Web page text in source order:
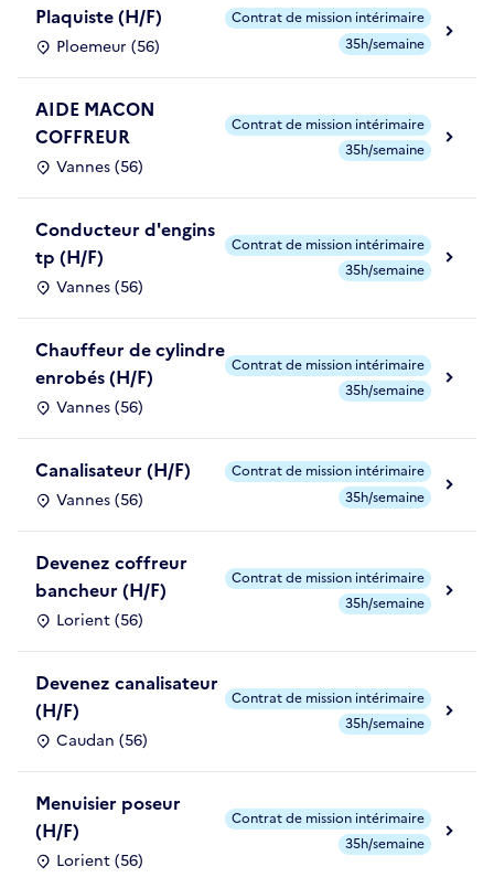
Plaquiste (H/F)
Ploemeur (56)
Contrat de mission intérimaire
35h/semaine
AIDE MACON
COFFREUR
Vannes (56)
Contrat de mission intérimaire
35h/semaine
Conducteur d'engins
tp (H/F)
Vannes (56)
Contrat de mission intérimaire
35h/semaine
Chauffeur de cylindre
enrobés (H/F)
Vannes (56)
Contrat de mission intérimaire
35h/semaine
Canalisateur (H/F)
Vannes (56)
Contrat de mission intérimaire
35h/semaine
Devenez coffreur
bancheur (H/F)
Lorient (56)
Contrat de mission intérimaire
35h/semaine
Devenez canalisateur
(H/F)
Caudan (56)
Contrat de mission intérimaire
35h/semaine
Menuisier poseur
(H/F)
Lorient (56)
Contrat de mission intérimaire
35h/semaine